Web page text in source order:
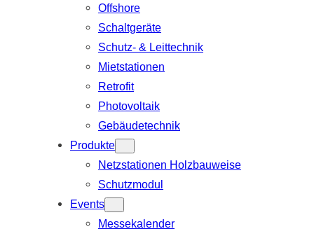
Offshore
Schaltgeräte
Schutz- & Leittechnik
Mietstationen
Retrofit
Photovoltaik
Gebäudetechnik
Produkte
Netzstationen Holzbauweise
Schutzmodul
Events
Messekalender